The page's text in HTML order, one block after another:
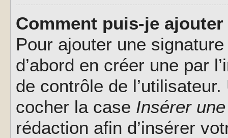
Comment puis-je
Pour ajouter une
d’abord en créer une par
de contrôle de
cocher la case Insérer
rédaction afin d’insérer